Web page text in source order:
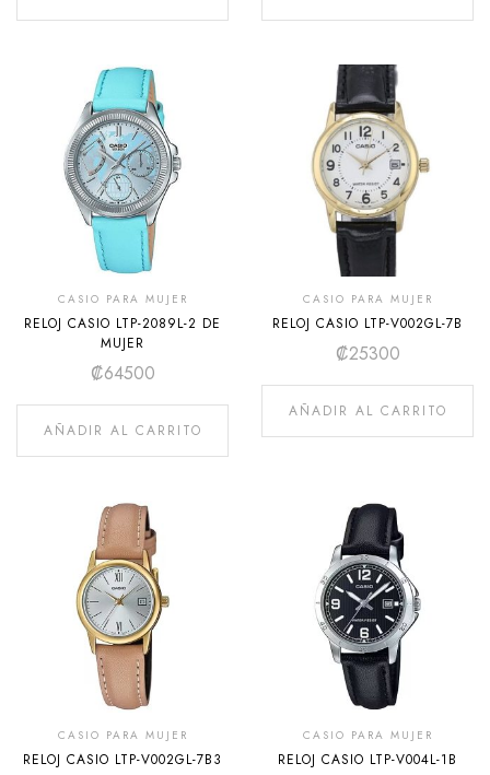
CASIO PARA MUJER
RELOJ CASIO LTP-2089L-2 DE
MUJER
₡64500
AÑADIR AL CARRITO
CASIO PARA MUJER
RELOJ CASIO LTP-V002GL-7B
₡25300
AÑADIR AL CARRITO
CASIO PARA MUJER
RELOJ CASIO LTP-V002GL-7B3
CASIO PARA MUJER
RELOJ CASIO LTP-V004L-1B